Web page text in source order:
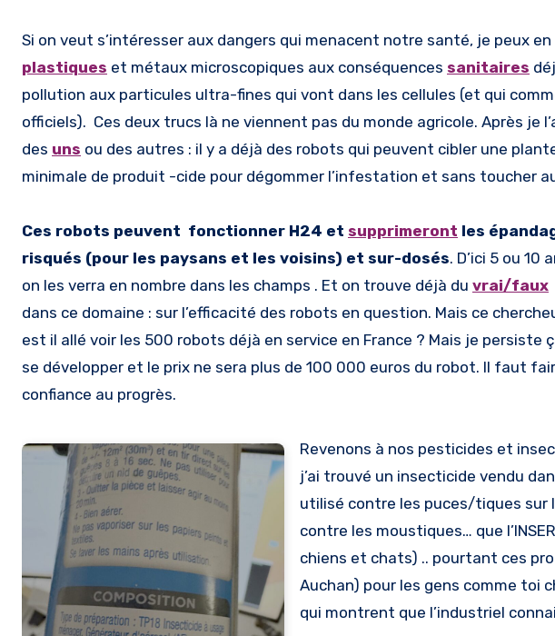
Si on veut s’intéresser aux dangers qui menacent notre santé, je peux
plastiques et métaux microscopiques aux conséquences sanitaires
pollution aux particules ultra-fines qui vont dans les cellules (et qui
officiels). Ces deux trucs là ne viennent pas du monde agricole. Après je
des uns ou des autres : il y a déjà des robots qui peuvent cibler une
minimale de produit -cide pour dégommer l’infestation et sans toucher
Ces robots peuvent fonctionner H24 et supprimeront les
risqués (pour les paysans et les voisins) et sur-dosés. D’ici 5 ou 10
on les verra en nombre dans les champs . Et on trouve déjà du vrai/faux
dans ce domaine : sur l’efficacité des robots en question. Mais ce
est il allé voir les 500 robots déjà en service en France ? Mais je persiste
se développer et le prix ne sera plus de 100 000 euros du robot. Il faut
confiance au progrès.
Revenons à nos pesticides et
j’ai trouvé un insecticide vendu
utilisé contre les puces/tiques sur
contre les moustiques… que
chiens et chats) .. pourtant ces
Auchan) pour les gens comme toi
qui montrent que l’industriel